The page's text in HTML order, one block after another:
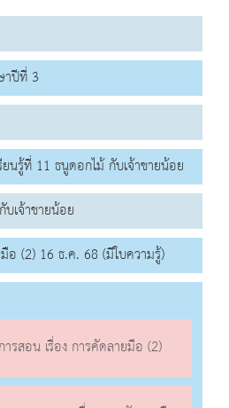
ปีที่ 3
ยนรู้ที่ 11 ธนูดอกไม้ กับเจ้าชายน้อย
เจ้าชายน้อย
อ (2) 16 ธ.ค. 68 (มีใบความรู้)
รสอน เรื่อง การคัดลายมือ (2)